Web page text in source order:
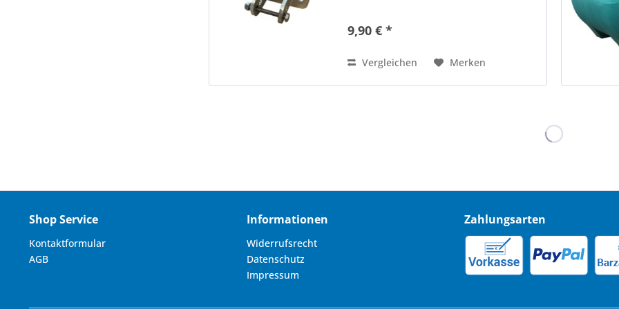
9,90 € *
Vergleichen Merken
Shop Service
Kontaktformular
AGB
Informationen
Widerrufsrecht
Datenschutz
Impressum
Zahlungsarten